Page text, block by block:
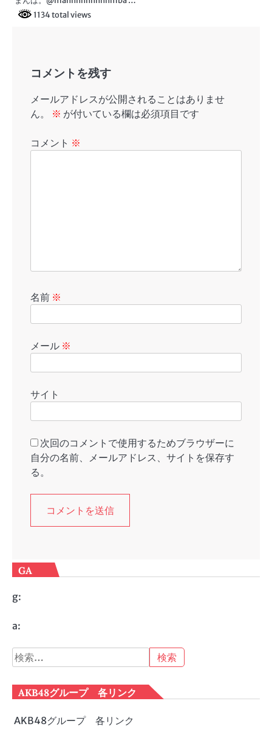
1134 total views
コメントを残す
メールアドレスが公開されることはありませ
ん。
※ が付いている欄は必須項目です
コメント ※
名前 ※
メール ※
サイト
次回のコメントで使用するためブラウザーに
自分の名前、メールアドレス、サイトを保存す
る。
GA
g:
a:
検
索:
AKB48グループ 各リンク
AKB48グループ 各リンク